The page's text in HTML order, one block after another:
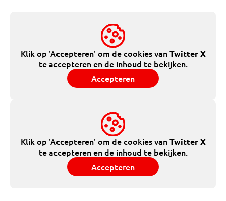
Klik op 'Accepteren' om de cookies vanTwitter X
te accepteren en de inhoud te bekijken.
Accepteren
Klik op 'Accepteren' om de cookies vanTwitter X
te accepteren en de inhoud te bekijken.
Accepteren